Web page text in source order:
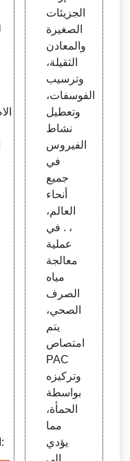
الاستخدام:
الجزيئات
الصغيرة
والمعادن
الثقيلة،
وترسيب
الفوسفات،
وتعطيل
نشاط
الفيروس
في
جميع
أنحاء
العالم،
، . في
عملية
معالجة
مياه
الصرف
الصحي،
يتم
امتصاص
PAC
وتركيزه
بواسطة
الحمأة،
مما
يؤدي
إلى